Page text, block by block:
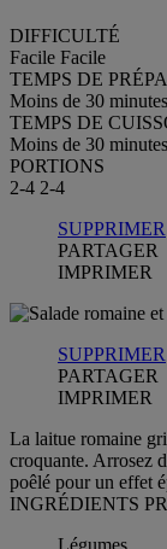
DIFFICULTÉ
Facile Facile
TEMPS DE
Moins de 30 minutes
TEMPS DE
Moins de 30 minutes
PORTIONS
2-4 2-4
SUPPRIMER
PARTAGER
IMPRIMER
SUPPRIMER
PARTAGER
IMPRIMER
La laitue romaine
croquante. Arrosez
poêlé pour un effet
INGRÉDIENTS
Légumes